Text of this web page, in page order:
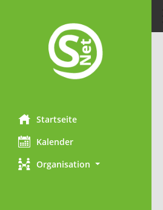
Startseite
Kalender
Organisation